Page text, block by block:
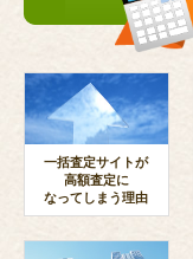
一括査定サイトが
高額査定に
なってしまう理由